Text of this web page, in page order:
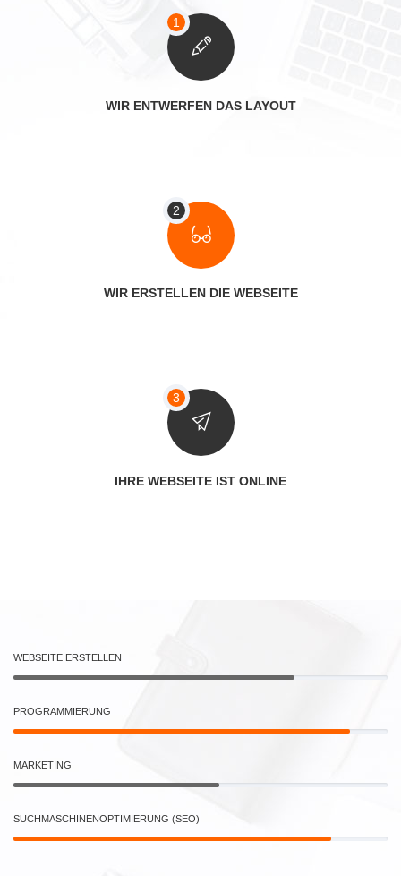
WIR ENTWERFEN DAS LAYOUT
WIR ERSTELLEN DIE WEBSEITE
IHRE WEBSEITE IST ONLINE
WEBSEITE ERSTELLEN
PROGRAMMIERUNG
MARKETING
SUCHMASCHINENOPTIMIERUNG (SEO)